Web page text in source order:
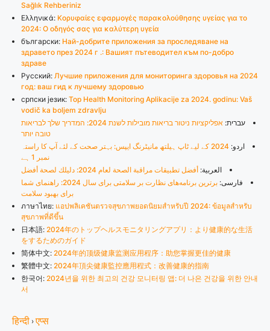
Sağlık Rehberiniz
Ελληνικά: Κορυφαίες εφαρμογές παρακολούθησης υγείας για το
2024: Ο οδηγός σας για καλύτερη υγεία
български: Най-добрите приложения за проследяване на
здравето през 2024 г .: Вашият пътеводител към по-добро
здраве
Русский: Лучшие приложения для мониторинга здоровья на 2024
год: ваш гид к лучшему здоровью
српски језик: Top Health Monitoring Aplikacije za 2024. godinu: Vaš
vodič ka boljem zdravlju
עברית:
אפליקציות ניטור בריאות מובילות לשנת 2024: המדריך שלך לבריאות
טובה יותר
اردو:
2024 کے لیے ٹاپ ہیلتھ مانیٹرنگ ایپس: بہتر صحت کے لئے آپ کا راستہ
نمبر 1 ہے
العربية: أفضل تطبيقات مراقبة الصحة لعام 2024: دليلك لصحة أفضل
فارسی:
برترین برنامه‌های نظارت بر سلامتی برای سال 2024: راهنمای شما
برای بهبود سلامت
ภาษาไทย: แอปพลิเคชันตรวจสุขภาพยอดนิยมสำหรับปี 2024: ข้อมูลสำหรับ
สุขภาพที่ดีขึ้น
日本語: 2024年のトップヘルスモニタリングアプリ：より健康的な生活
をするためのガイド
简体中文: 2024年的顶级健康监测应用程序：助您掌握更佳的健康
繁體中文: 2024年頂尖健康監控應用程式：改善健康的指南
한국어: 2024년을 위한 최고의 건강 모니터링 앱: 더 나은 건강을 위한 안내
서
हिन्दी ›एप्स